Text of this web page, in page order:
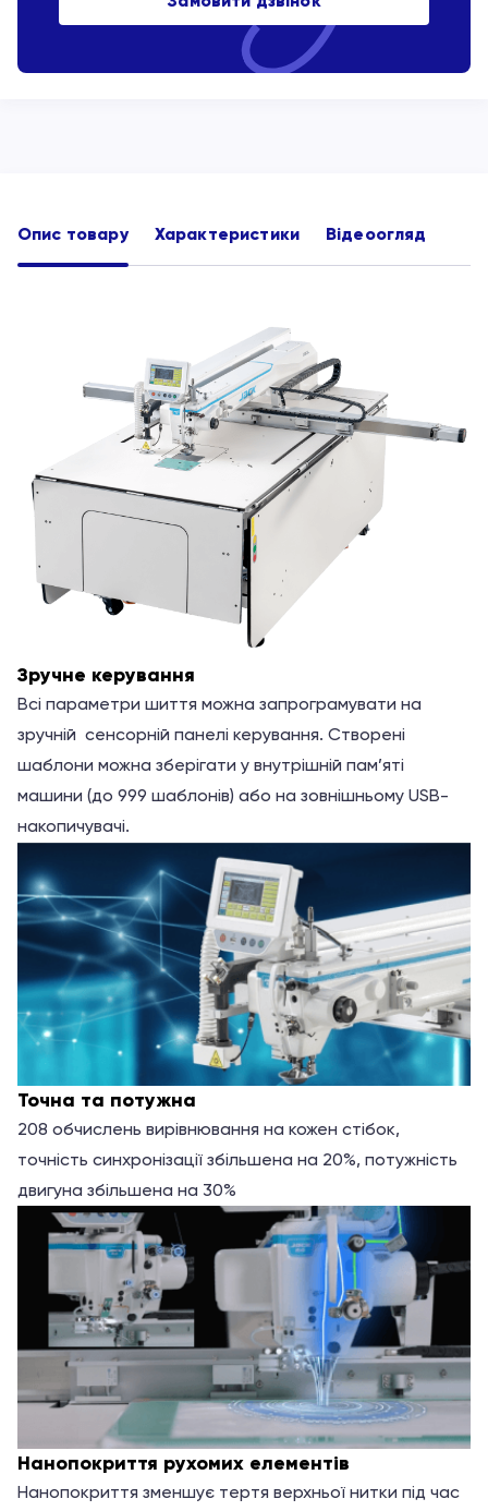
Опис товару Характеристики Відеоогляд
Зручне керування
Всі параметри шиття можна запрограмувати на
зручній сенсорній панелі керування. Створені
шаблони можна зберігати у внутрішній пам’яті
машини (до 999 шаблонів) або на зовнішньому USB-
накопичувачі.
Точна та потужна
208 обчислень вирівнювання на кожен стібок,
точність синхронізації збільшена на 20%, потужність
двигуна збільшена на 30%
Нанопокриття рухомих елементів
Нанопокриття зменшує тертя верхньої нитки під час